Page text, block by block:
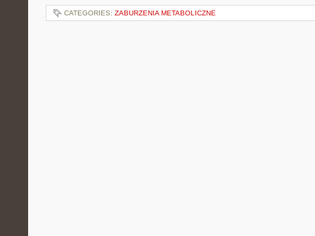
CATEGORIES: ZABURZENIA METABOLICZNE